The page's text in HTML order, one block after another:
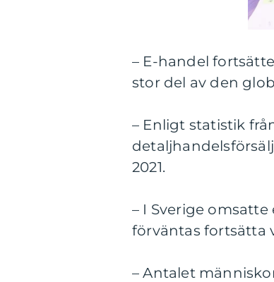
– E-handel
stor del av den
– Enligt statistik
2021.
– I Sverige
förväntas fortsätta
– Antalet